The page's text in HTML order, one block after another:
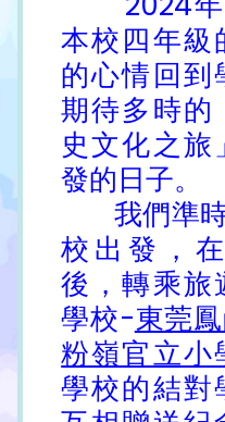
本校四年級
的心情回到
期待多時的
史文化之旅
發的日子。
我們準時
校出發，在
後，轉乘旅
學校-東莞
粉嶺官立小
學校的結對